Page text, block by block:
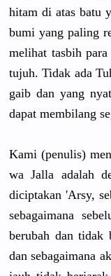
hitam di atas batu
bumi yang paling
melihat tasbih
tujuh. Tidak ada
gaib dan yang
dapat membilang
Kami (penulis)
wa Jalla adalah
diciptakan 'Arsy,
sebagaimana
berubah dan tidak
dan sebagaimana